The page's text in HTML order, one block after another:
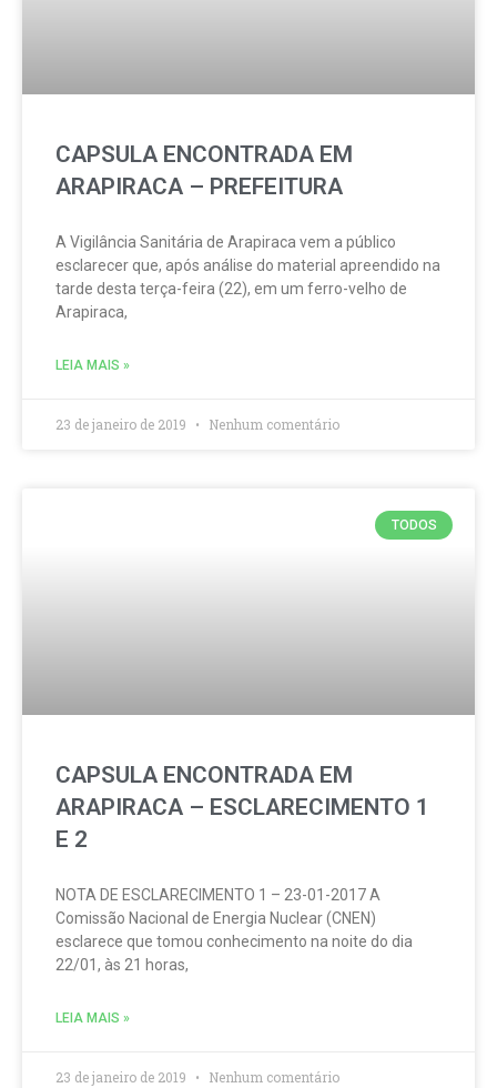
CAPSULA ENCONTRADA EM
ARAPIRACA – PREFEITURA
A Vigilância Sanitária de Arapiraca vem a público
esclarecer que, após análise do material apreendido na
tarde desta terça-feira (22), em um ferro-velho de
Arapiraca,
LEIA MAIS »
23 de janeiro de 2019 Nenhum comentário
TODOS
CAPSULA ENCONTRADA EM
ARAPIRACA – ESCLARECIMENTO 1
E 2
NOTA DE ESCLARECIMENTO 1 – 23-01-2017 A
Comissão Nacional de Energia Nuclear (CNEN)
esclarece que tomou conhecimento na noite do dia
22/01, às 21 horas,
LEIA MAIS »
23 de janeiro de 2019 Nenhum comentário